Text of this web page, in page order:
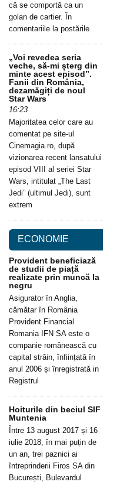
că se comportă ca un
golan de cartier. În
comentariile la postările
„Voi revedea seria
veche, să-mi șterg din
minte acest episod”.
Fanii din România,
dezamăgiți de noul
Star Wars
16:23
Majoritatea celor care au
comentat pe site-ul
Cinemagia.ro, după
vizionarea recent lansatului
episod VIII al seriei Star
Wars, intitulat „The Last
Jedi” (ultimul Jedi), sunt
extrem
ECONOMIE
Provident beneficiază
de studii de piață
realizate prin muncă la
negru
Asigurator în Anglia,
cămătar în România
Provident Financial
Romania IFN SA este o
companie românească cu
capital străin, înființată în
anul 2006 și înregistrată in
Registrul
Hoiturile din beciul SIF
Muntenia
Între 13 august 2017 și 16
iulie 2018, în mai puțin de
un an, trei paznici ai
întreprinderii Firos SA din
București, Bulevardul